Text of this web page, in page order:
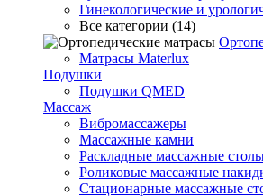
Гинекологические и
Все категории (14)
Матрасы Materlux
Подушки
Подушки QMED
Массаж
Вибромассажеры
Массажные камни
Раскладные массажные
Роликовые массажные
Стационарные массажные